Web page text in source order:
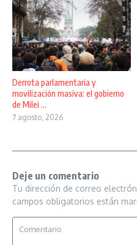
Derrota parlamentaria y
movilización masiva: el gobierno
de Milei ...
7 agosto, 2026
Deje un comentario
Tu dirección de correo
campos obligatorios están